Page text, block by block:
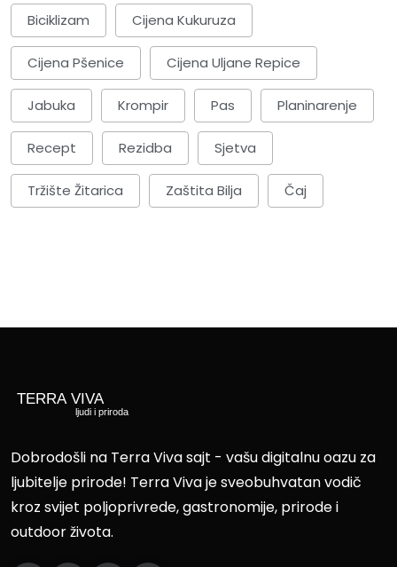
Biciklizam Cijena Kukuruza
Cijena Pšenice Cijena Uljane Repice
Jabuka Krompir Pas Planinarenje
Recept Rezidba Sjetva
Tržište Žitarica Zaštita Bilja Čaj
Dobrodošli na Terra Viva sajt - vašu digitalnu oazu za
ljubitelje prirode! Terra Viva je sveobuhvatan vodič
kroz svijet poljoprivrede, gastronomije, prirode i
outdoor života.